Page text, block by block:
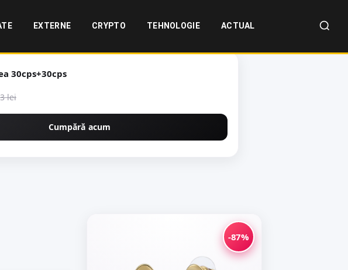
EXTERNE CRYPTO TEHNOLOGIE ACTUAL
30cps+30cps
lei
Cumpără acum
-87%